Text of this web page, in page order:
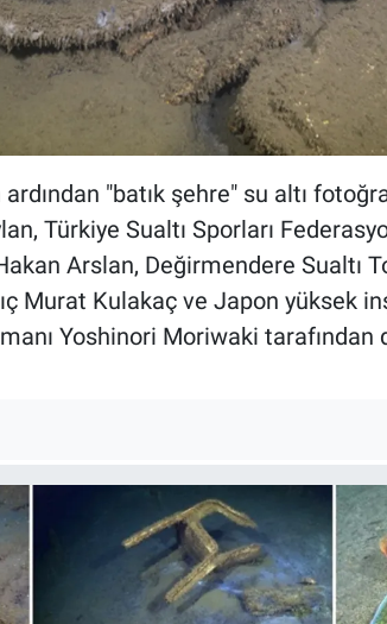
"batık şehre" su altı
Türkiye Sualtı Sporları
Arslan, Değirmendere Sualtı
Murat Kulakaç ve Japon yüksek
Yoshinori Moriwaki tarafından